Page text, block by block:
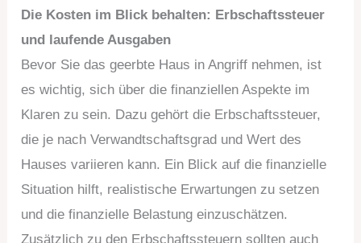
Die Kosten im Blick behalten: Erbschaftssteuer
und laufende Ausgaben
Bevor Sie das geerbte Haus in Angriff nehmen, ist
es wichtig, sich über die finanziellen Aspekte im
Klaren zu sein. Dazu gehört die Erbschaftssteuer,
die je nach Verwandtschaftsgrad und Wert des
Hauses variieren kann. Ein Blick auf die finanzielle
Situation hilft, realistische Erwartungen zu setzen
und die finanzielle Belastung einzuschätzen.
Zusätzlich zu den Erbschaftssteuern sollten auch